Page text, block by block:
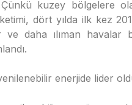
Çünkü kuzey bölgelere
dört yılda ilk kez
ve daha ılıman
enerjide lider